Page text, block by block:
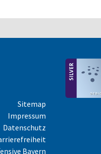
Sitemap
Impressum
Datenschutz
Bayern